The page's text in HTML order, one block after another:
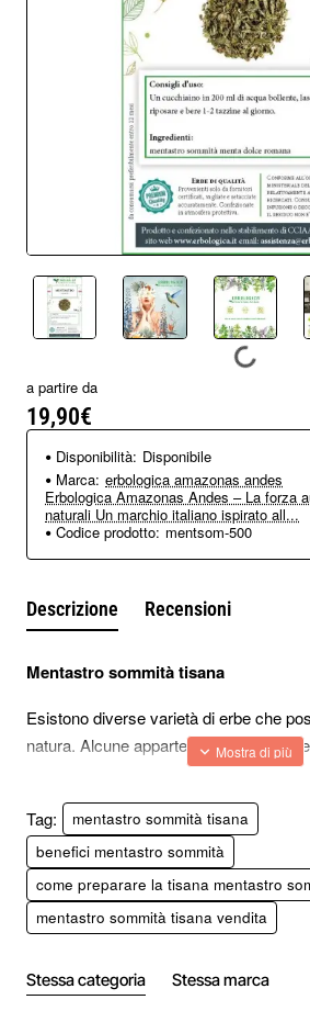
a partire da
19,90€
Disponibilità: Disponibile
Marca: erbologica amazonas andes
Erbologica Amazonas Andes – La forza
naturali Un marchio italiano ispirato all...
Codice prodotto: mentsom-500
Descrizione Recensioni
Mentastro sommità tisana
Esistono diverse varietà di erbe che
natura. Alcune appartengono ad una
possono facilmente confondere con
Il mentastro sommità tisana spesso la
classica menta. Conosciuta anche con
spicata. Si parla di una pianta che
spesso la si considera quasi una erba
tisana, troviamo la leggenda che si
magica, usata e raccolta dalle streghe
Tag:
mentastro sommità tisana
benefici mentastro sommità
come preparare la tisana mentastro
mentastro sommità tisana vendita
Stessa categoria Stessa marca